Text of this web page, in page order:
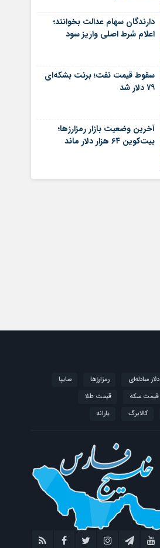
دارندگان سهام عدالت بخوانند؛
اعلام شرط اصلی واریز سود
سقوط قیمت نفت؛ برنت بشکه‌ای
۷۹ دلار شد
آخرین وضعیت بازار رمزارزها؛
بیت‌کوین ۶۴ هزار دلار ماند
دلار مبادله‌ای رمزارزها
سایپا
قیمت سکه
قیمت طلا
کالابرگ یارانه